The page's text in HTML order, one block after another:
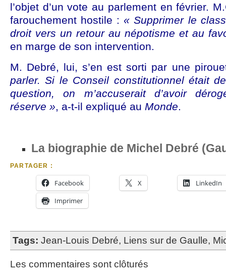
l’objet d’un vote au parlement en février.
farouchement hostile :« Supprimer le
droit vers un retour au népotisme et au
en marge de son intervention.
M. Debré, lui, s’en est sorti par une
parler. Si le Conseil constitutionnel était
question, on m’accuserait d’avoir
réserve », a-t-il expliqué au Monde.
La biographie de Michel Debré
PARTAGER :
Facebook X
LinkedIn
Imprimer
Tags: Jean-Louis Debré, Liens sur de Gaulle,
Les commentaires sont clôturés